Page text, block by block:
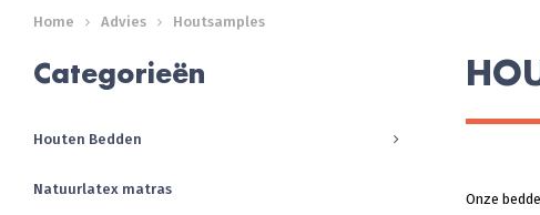
Home Advies Houtsamples
Categorieën
Houten Bedden
Natuurlatex matras
Onze